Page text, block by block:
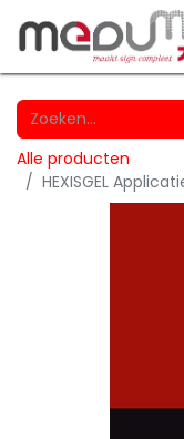
Alle producten
HEXISGEL